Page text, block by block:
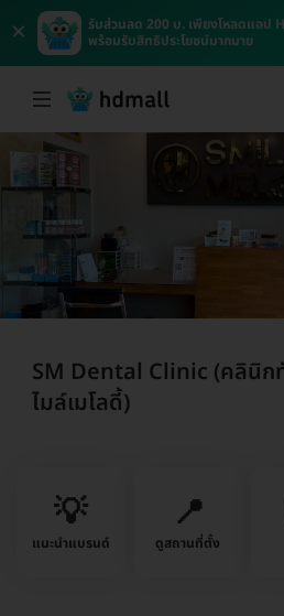
×
รับส่วนลด 200 บ. เพียงโหลดแอป
พร้อมรับสิทธิประโยชน์มากมาย
SM Dental Clinic (คลินิก
ไมล์เมโลดี้)
💡
แนะนำแบรนด์
📍
ดูสถานที่ตั้ง